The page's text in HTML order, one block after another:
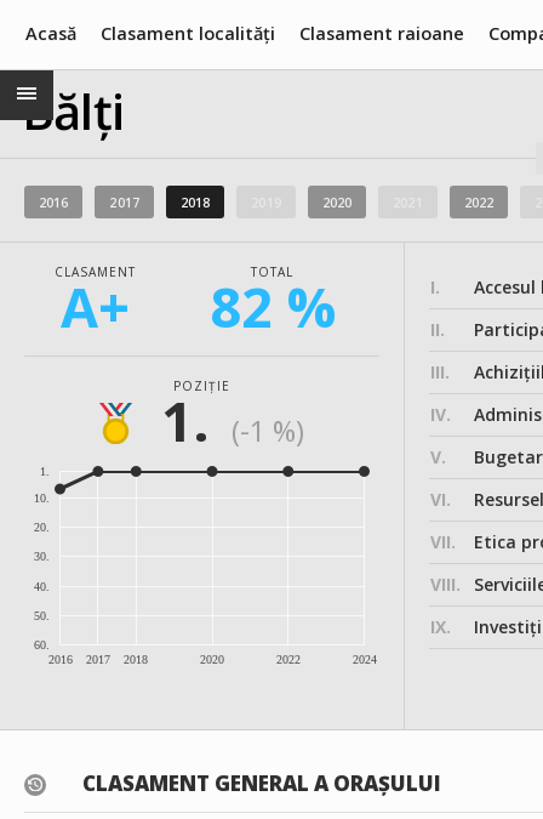
Acasă Clasament localități Clasament raioane
Bălți
2016 2017 2018 2020 2022
CLASAMENT
A+ TOTAL
82 %
POZIȚIE
1. (-1 %)
2016 2017 2018 2020 2022 2024
1.
10.
20.
30.
40.
50.
60.
I.
II.
III.
IV.
V.
VI.
VII.
Etica
VIII.
IX.
Investițiile,
CLASAMENT GENERAL A ORAȘULUI